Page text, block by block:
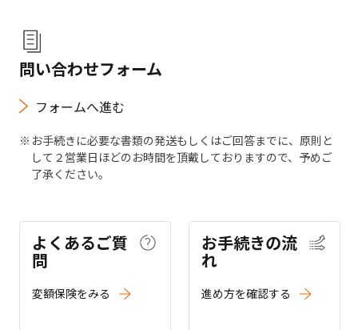
問い合わせフォーム
フォームへ進む
お手続きに必要な書類の発送もしくはご回答までに、原則と
して２営業日ほどのお時間を頂戴しておりますので、予めご
了承ください。
よくあるご質
問
変額保険をみる
お手続きの流
れ
進め方を確認する